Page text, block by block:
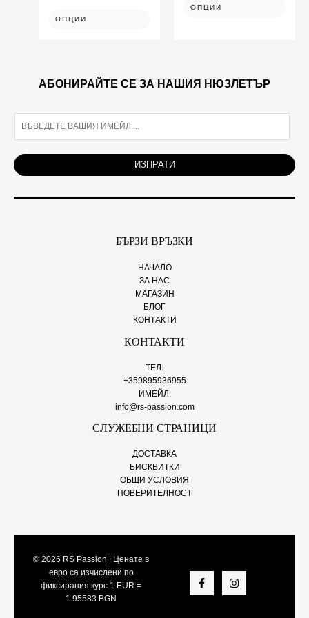
ОПЦИИ
ОПЦИИ
АБОНИРАЙТЕ СЕ ЗА НАШИЯ НЮЗЛЕТЪР
i
l
ИЗПРАТИ
БЪРЗИ ВРЪЗКИ
НАЧАЛО
ЗА НАС
МАГАЗИН
БЛОГ
КОНТАКТИ
КОНТАКТИ
ТЕЛ:
+359895936955
ИМЕЙЛ:
info@rs-passion.com
СЛУЖЕБНИ СТРАНИЦИ
ДОСТАВКА
БИСКВИТКИ
ОБЩИ УСЛОВИЯ
ПОВЕРИТЕЛНОСТ
© 2026 RS Passion | Ценате в
евро са изчислени по
фиксирания курс 1 EUR =
1.95583 BGN